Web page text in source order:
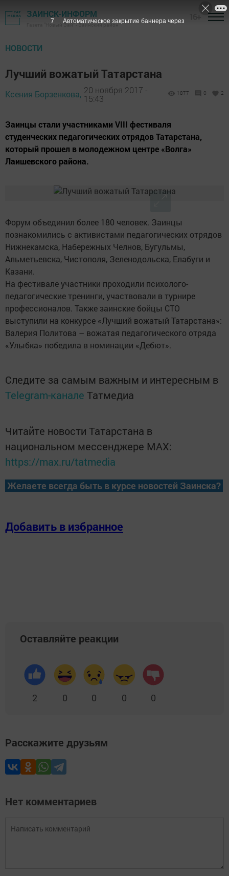
ЗАИНСК-ИНФОРМ
Газета "Новый Зай" - Заинский район
НОВОСТИ
Лучший вожатый Татарстана
Ксения Борзенкова, 20 ноября 2017 -
15:43
1877 0 2
Заинцы стали участниками VIII фестиваля
студенческих педагогических отрядов Татарстана,
который прошел в молодежном центре «Волга»
Лаишевского района.
Форум объединил более 180 человек. Заинцы
познакомились с активистами педагогических отрядов
Нижнекамска, Набережных Челнов, Бугульмы,
Альметьевска, Чистополя, Зеленодольска, Елабуги и
Казани.
На фестивале участники проходили психолого-
педагогические тренинги, участвовали в турнире
профессионалов. Также заинские бойцы СТО
выступили на конкурсе «Лучший вожатый Татарстана»:
Валерия Политова – вожатая педагогического отряда
«Улыбка» победила в номинации «Дебют».
Следите за самым важным и интересным в
Telegram-канале Татмедиа
Читайте новости Татарстана в
национальном мессенджере MАХ:
https://max.ru/tatmedia
Желаете всегда быть в курсе новостей Заинска?
Добавить в избранное
Оставляйте реакции
2 0 0 0 0
Расскажите друзьям
Нет комментариев
6 Автоматическое закрытие баннера через